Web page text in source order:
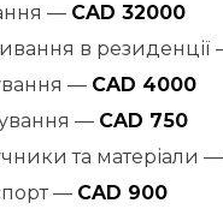
— CAD 32000
в резиденції
— CAD 4000
— CAD 750
та матеріали —
— CAD 900